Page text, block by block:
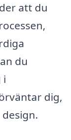
att du
du
i
dig,